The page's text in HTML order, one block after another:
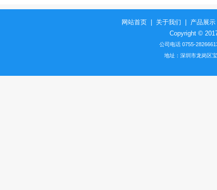
网站首页 关于我们
产品展示
Copyright ©
公司电话 0755-
地址： 深圳市龙岗区